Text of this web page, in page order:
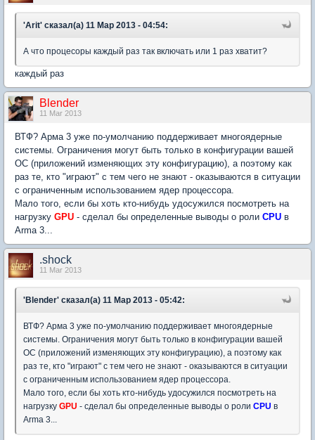
'Arit' сказал(а) 11 Мар 2013 - 04:54:
А что процесоры каждый раз так включать или 1 раз хватит?
каждый раз
Blender
11 Mar 2013
ВТФ? Арма 3 уже по-умолчанию поддерживает многоядерные
системы. Ограничения могут быть только в конфигурации вашей
ОС (приложений изменяющих эту конфигурацию), а поэтому как
раз те, кто "играют" с тем чего не знают - оказываются в ситуации
с ограниченным использованием ядер процессора.
Мало того, если бы хоть кто-нибудь удосужился посмотреть на
нагрузку GPU - сделал бы определенные выводы о роли CPU в
Arma 3...
.shock
11 Mar 2013
'Blender' сказал(а) 11 Мар 2013 - 05:42:
ВТФ? Арма 3 уже по-умолчанию поддерживает многоядерные
системы. Ограничения могут быть только в конфигурации вашей
ОС (приложений изменяющих эту конфигурацию), а поэтому как
раз те, кто "играют" с тем чего не знают - оказываются в ситуации
с ограниченным использованием ядер процессора.
Мало того, если бы хоть кто-нибудь удосужился посмотреть на
нагрузку GPU - сделал бы определенные выводы о роли CPU в
Arma 3...